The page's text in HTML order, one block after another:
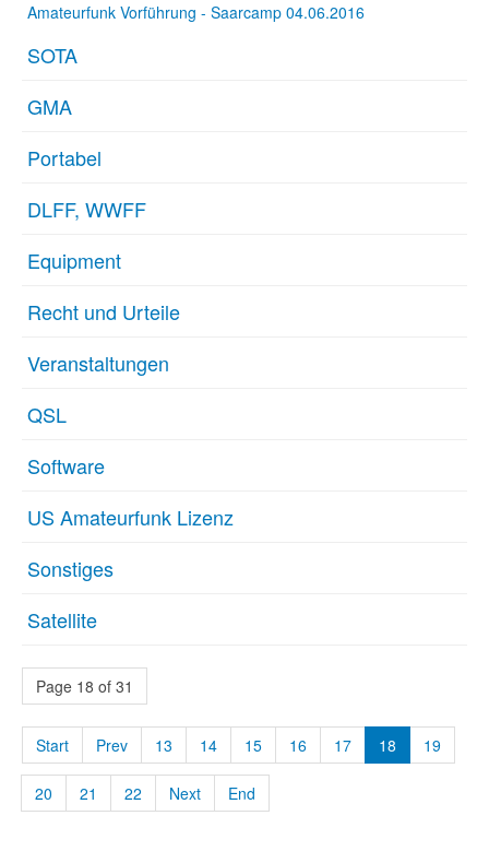
Amateurfunk Vorführung - Saarcamp 04.06.2016
SOTA
GMA
Portabel
DLFF, WWFF
Equipment
Recht und Urteile
Veranstaltungen
QSL
Software
US Amateurfunk Lizenz
Sonstiges
Satellite
Page 18 of 31
Start Prev 13 14 15 16 17 18 19
20 21 22 Next End